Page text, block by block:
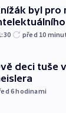
byl pro
před 10
deci tuše
6hodinami